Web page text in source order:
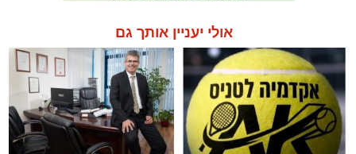
אולי יעניין אותך גם